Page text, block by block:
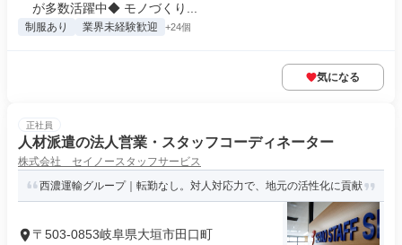
が多数活躍中◆ モノづくり...
制服あり 業界未経験歓迎 +24個
気になる
正社員
人材派遣の法人営業・スタッフコーディネーター
株式会社 セイノースタッフサービス
西濃運輸グループ｜転勤なし。対人対応力で、地元の活性化に貢献
〒503-0853岐阜県大垣市田口町